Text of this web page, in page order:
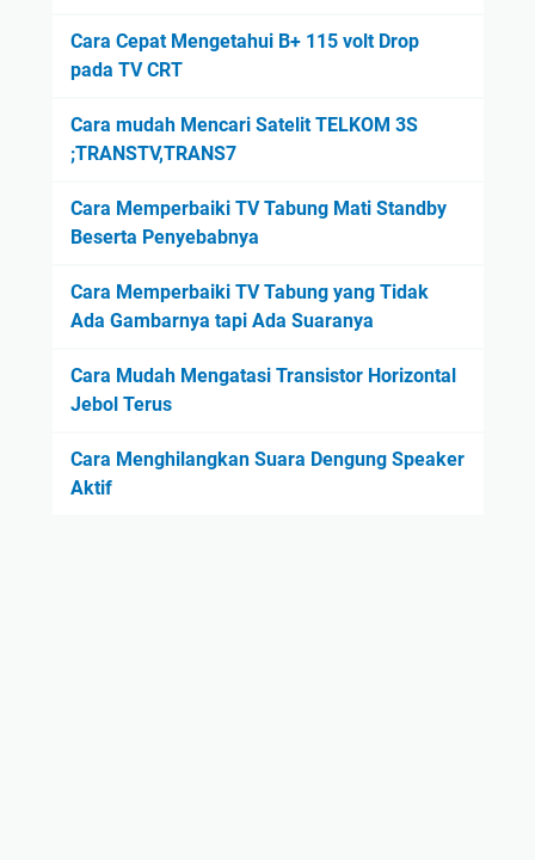
Cara Cepat Mengetahui B+ 115 volt Drop
pada TV CRT
Cara mudah Mencari Satelit TELKOM 3S
;TRANSTV,TRANS7
Cara Memperbaiki TV Tabung Mati Standby
Beserta Penyebabnya
Cara Memperbaiki TV Tabung yang Tidak
Ada Gambarnya tapi Ada Suaranya
Cara Mudah Mengatasi Transistor Horizontal
Jebol Terus
Cara Menghilangkan Suara Dengung Speaker
Aktif